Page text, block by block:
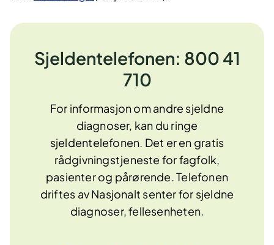
Sjeldentelefonen: 800 41
710
For informasjon om andre sjeldne
diagnoser, kan du ringe
sjeldentelefonen. Det er en gratis
rådgivningstjeneste for fagfolk,
pasienter og pårørende. Telefonen
driftes av Nasjonalt senter for sjeldne
diagnoser, fellesenheten.